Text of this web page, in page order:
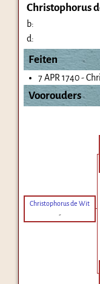
Christophorus
b:
d:
Feiten
7 APR 1740 -
Voorouders
Christophorus de Wit
-